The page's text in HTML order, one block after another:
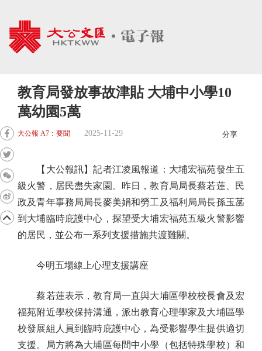
教育局發放事故津貼 大埔中小學10
萬幼園5萬
大公報 A7：要聞 2025-11-29 分享
【大公報訊】記者江凌風報道：大埔宏福苑發生五
級火警，居民盡失家園。昨日，教育局局長蔡若蓮、民
政及青年事務局局長麥美娟和勞工及福利局局長孫玉菡
到大埔臨時庇護中心，探望受大埔宏福苑五級火警影響
的居民，並公布一系列支援措施共渡難關。
今明五場線上心理支援講座
蔡若蓮表示，教育局一直與大埔區學校校長會及宏
福苑附近學校保持溝通，派出教育心理學家及大埔區學
校發展組人員到臨時庇護中心，為受影響學生提供適切
支援。局方將為大埔區每間中小學（包括特殊學校）和